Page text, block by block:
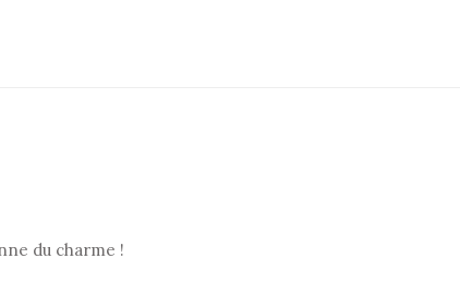
du charme !